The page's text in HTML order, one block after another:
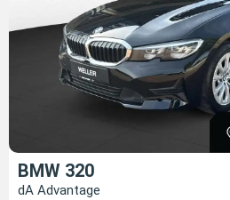
BMW 320
dA Advantage